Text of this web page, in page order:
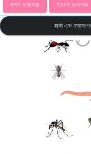
কথন চ্যালেঞ্জ শ্রবণ
शब्द এবং